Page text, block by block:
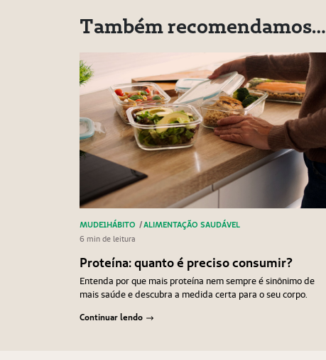
Também recomendamos…
MUDE1HÁBITO /ALIMENTAÇÃO SAUDÁVEL
6 min de leitura
Proteína: quanto é preciso consumir?
Entenda por que mais proteína nem sempre é sinônimo de
mais saúde e descubra a medida certa para o seu corpo.
Continuar lendo